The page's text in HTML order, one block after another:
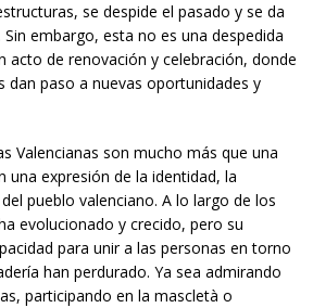
se despide el pasado y se da
embargo, esta no es una despedida
acto de renovación y celebración, donde
dan paso a nuevas oportunidades y
Valencianas son mucho más que una
una expresión de la identidad, la
pueblo valenciano. A lo largo de los
evolucionado y crecido, pero su
para unir a las personas en torno
han perdurado. Ya sea admirando
participando en la mascletà o